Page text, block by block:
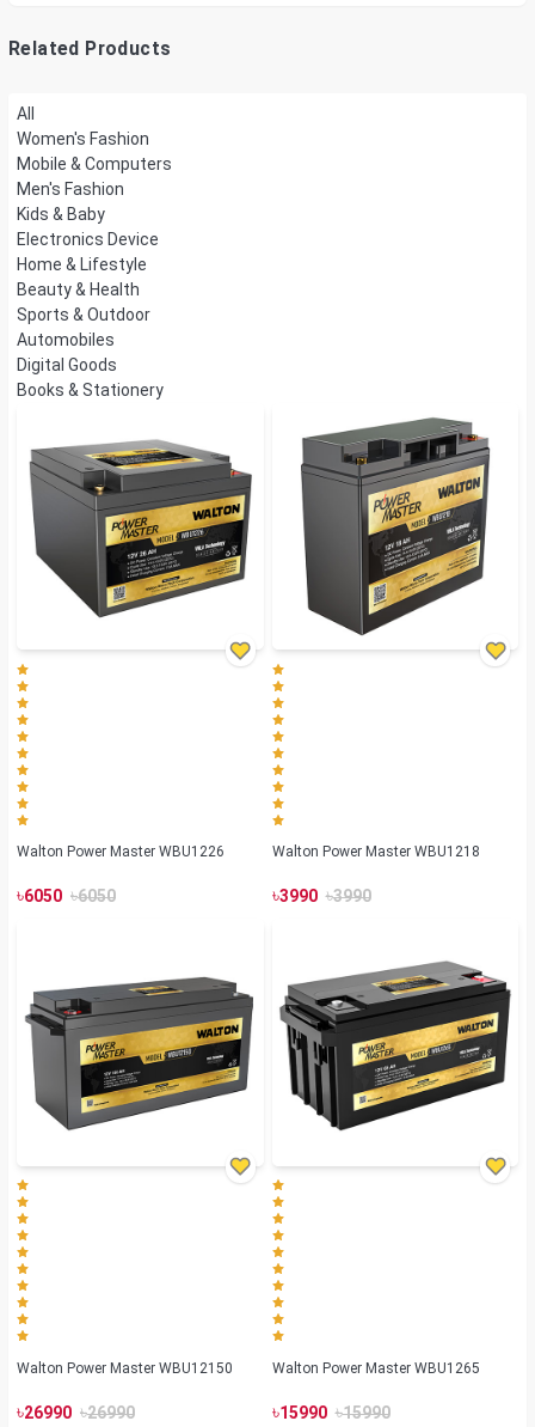
Related Products
All
Women's Fashion
Mobile & Computers
Men's Fashion
Kids & Baby
Electronics Device
Home & Lifestyle
Beauty & Health
Sports & Outdoor
Automobiles
Digital Goods
Books & Stationery
Walton Power Master WBU1226
৳6050 ৳6050
Walton Power Master WBU1218
৳3990 ৳3990
Walton Power Master WBU12150
৳26990 ৳26990
Walton Power Master WBU1265
৳15990 ৳15990